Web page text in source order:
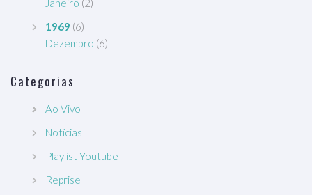
Janeiro (2)
1969 (6)
Dezembro (6)
Categorias
Ao Vivo
Notícias
Playlist Youtube
Reprise